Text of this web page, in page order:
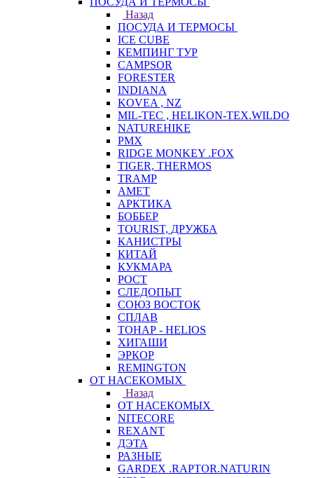
Назад
ПОСУДА И ТЕРМОСЫ
ICE CUBE
КЕМПИНГ ТУР
CAMPSOR
FORESTER
INDIANA
KOVEA , NZ
MIL-TEC , HELIKON-TEX.WILDO
NATUREHIKE
PMX
RIDGE MONKEY .FOX
TIGER, THERMOS
TRAMP
АМЕТ
АРКТИКА
БОББЕР
TOURIST, ДРУЖБА
КАНИСТРЫ
КИТАЙ
КУКМАРА
РОСТ
СЛЕДОПЫТ
СОЮЗ ВОСТОК
СПЛАВ
ТОНАР - HELIOS
ХИГАШИ
ЭРКОР
REMINGTON
ОТ НАСЕКОМЫХ
Назад
ОТ НАСЕКОМЫХ
NITECORE
REXANT
ДЭТА
РАЗНЫЕ
GARDEX .RAPTOR.NATURIN